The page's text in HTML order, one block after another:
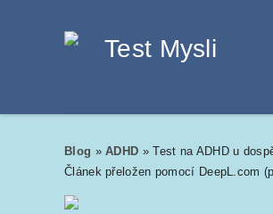
Blog »ADHD »Test na ADHD u
Článek přeložen pomocí DeepL.com